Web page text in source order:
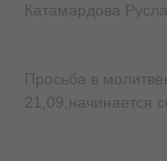
Катамардова
Просьба в
21,09,начинается